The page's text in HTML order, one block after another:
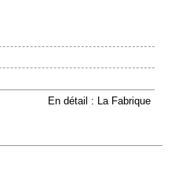
En détail : La Fabrique